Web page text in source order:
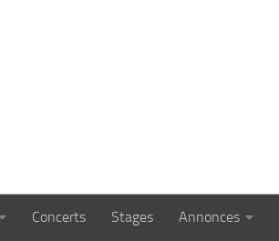
Concerts Stages Annonces